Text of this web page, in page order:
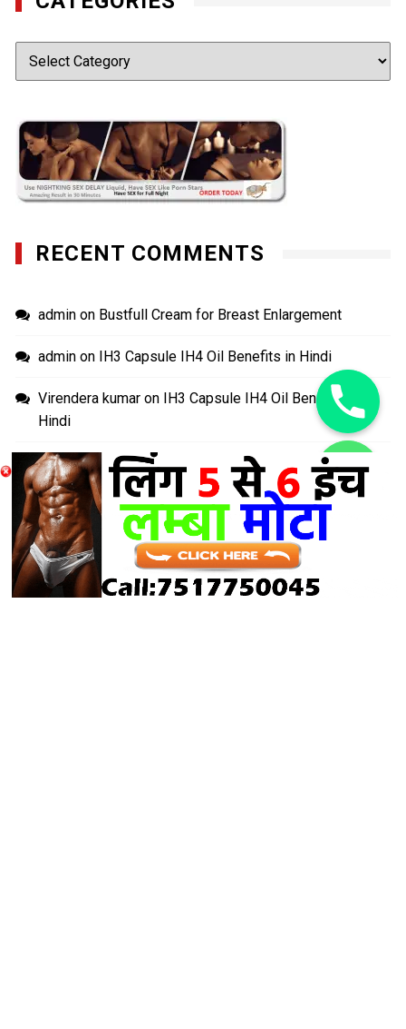
Categories
RECENT COMMENTS
admin on Bustfull Cream for Breast Enlargement
admin on IH3 Capsule IH4 Oil Benefits in Hindi
Virendera kumar on
IH3 Capsule IH4 Oil Benefits in
Hindi
kajalonBustfull Cream for Breast Enlargement
Rakesh on
Power Plus Capsule Benefits and Review In
Hindi
LONG TIME SEX MEDICINE
Hide
chaty